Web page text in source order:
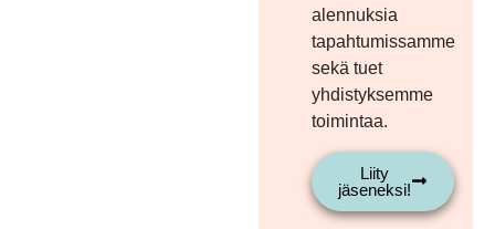
alennuksia
tapahtumissamme
sekä tuet
yhdistyksemme
toimintaa.
Liity
jäseneksi!